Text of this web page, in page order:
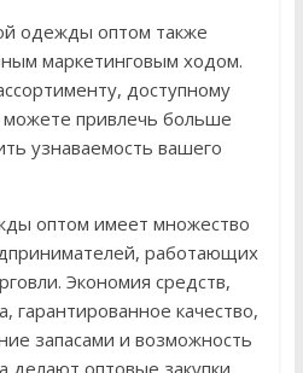
одежды оптом также
маркетинговым ходом.
доступному
можете привлечь больше
узнаваемость вашего
оптом имеет множество
работающих
Экономия средств,
гарантированное качество,
запасами и возможность
делают оптовые закупки